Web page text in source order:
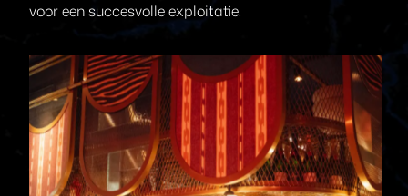
voor een succesvolle exploitatie.